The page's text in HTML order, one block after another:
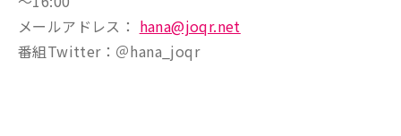
メールアドレス： hana@joqr.net
番組Twitter：＠hana_joqr